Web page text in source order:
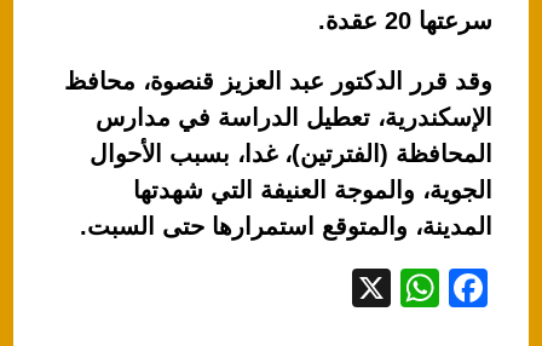
سرعتها 20 عقدة.
وقد قرر الدكتور عبد العزيز قنصوة، محافظ
الإسكندرية، تعطيل الدراسة في مدارس
المحافظة (الفترتين)، غدا، بسبب الأحوال
الجوية، والموجة العنيفة التي شهدتها
المدينة، والمتوقع استمرارها حتى السبت.
F
W